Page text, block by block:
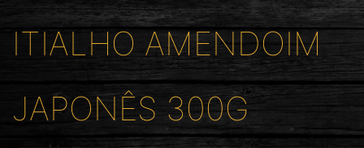
ITIALHO AMENDOIM
JAPONÊS 300G